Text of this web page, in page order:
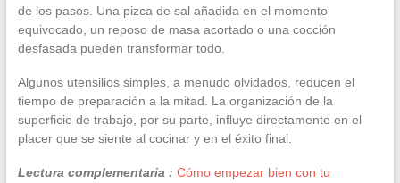
de los pasos. Una pizca de sal añadida en el momento
equivocado, un reposo de masa acortado o una cocción
desfasada pueden transformar todo.
Algunos utensilios simples, a menudo olvidados, reducen el
tiempo de preparación a la mitad. La organización de la
superficie de trabajo, por su parte, influye directamente en el
placer que se siente al cocinar y en el éxito final.
Lectura complementaria : Cómo empezar bien con tu